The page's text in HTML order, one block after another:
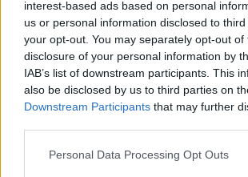
interest-based ads based on personal
us or personal information disclosed to
your opt-out. You may separately opt-out of
disclosure of your personal information by
IAB’s list of downstream participants. This
also be disclosed by us to third parties on
Downstream Participants that may further
Personal Data Processing Opt Outs
Players&Games Highlights' , revivimos,
cuatro vídeos, los 402 triples
Curry.